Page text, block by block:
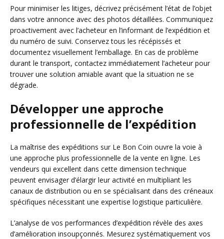
Pour minimiser les litiges, décrivez précisément l’état de l’objet
dans votre annonce avec des photos détaillées. Communiquez
proactivement avec l’acheteur en l’informant de l’expédition et
du numéro de suivi. Conservez tous les récépissés et
documentez visuellement l’emballage. En cas de problème
durant le transport, contactez immédiatement l’acheteur pour
trouver une solution amiable avant que la situation ne se
dégrade.
Développer une approche
professionnelle de l’expédition
La maîtrise des expéditions sur Le Bon Coin ouvre la voie à
une approche plus professionnelle de la vente en ligne. Les
vendeurs qui excellent dans cette dimension technique
peuvent envisager d’élargir leur activité en multipliant les
canaux de distribution ou en se spécialisant dans des créneaux
spécifiques nécessitant une expertise logistique particulière.
L’analyse de vos performances d’expédition révèle des axes
d’amélioration insoupçonnés. Mesurez systématiquement vos